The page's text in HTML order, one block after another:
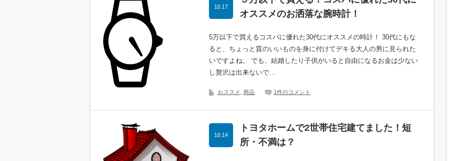
オススメのお洒落な腕時計！
10.17
5万以下で買えるコスパに優れた30代にオススメの時計！ 30代にもな
ると、ちょっと質のいいものを身に付けてデキる大人の男に見られた
いですよね。 でも、結婚したり子供がいると自由になるお金は少ない
し贅沢は出来ないで…
おススメ 商品 1件のコメント
トヨタホームで2世帯住宅建てました！短
所・不満は？
10.14